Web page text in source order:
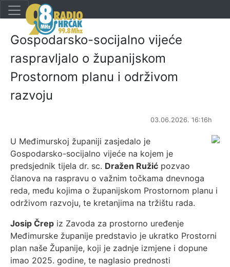
Gospodarsko-socijalno vijeće
raspravljalo o županijskom
Prostornom planu i održivom
razvoju
03.06.2026. 16:16h
U Međimurskoj županiji zasjedalo je
Gospodarsko-socijalno vijeće na kojem je
predsjednik tijela dr. sc. Dražen Ružić pozvao
članova na raspravu o važnim točkama dnevnoga
reda, među kojima o županijskom Prostornom planu i
održivom razvoju, te kretanjima na tržištu rada.
Josip Črep iz Zavoda za prostorno uređenje
Međimurske županije predstavio je ukratko Prostorni
plan naše Županije, koji je zadnje izmjene i dopune
imao 2025. godine, te naglasio prednosti